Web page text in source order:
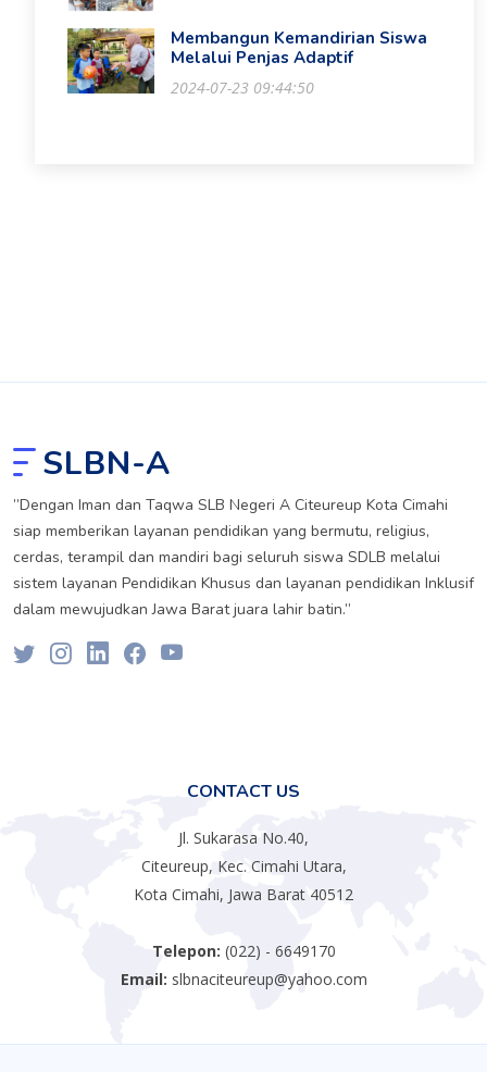
Membangun Kemandirian Siswa
Melalui Penjas Adaptif
2024-07-23 09:44:50
SLBN-A
”Dengan Iman dan Taqwa SLB Negeri A Citeureup Kota Cimahi
siap memberikan layanan pendidikan yang bermutu, religius,
cerdas, terampil dan mandiri bagi seluruh siswa SDLB melalui
sistem layanan Pendidikan Khusus dan layanan pendidikan Inklusif
dalam mewujudkan Jawa Barat juara lahir batin.”
CONTACT US
Jl. Sukarasa No.40,
Citeureup, Kec. Cimahi Utara,
Kota Cimahi, Jawa Barat 40512
Telepon: (022) - 6649170
Email: slbnaciteureup@yahoo.com